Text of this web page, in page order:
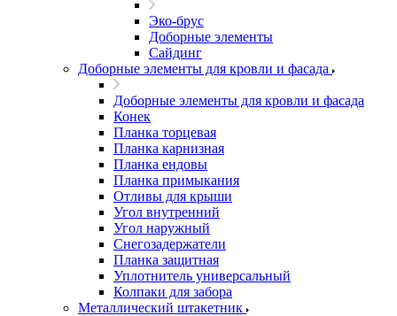
Эко-брус
Доборные элементы
Сайдинг
Доборные элементы для кровли и фасада
Доборные элементы для кровли и фасада
Конек
Планка торцевая
Планка карнизная
Планка ендовы
Планка примыкания
Отливы для крыши
Угол внутренний
Угол наружный
Снегозадержатели
Планка защитная
Уплотнитель универсальный
Колпаки для забора
Металлический штакетник